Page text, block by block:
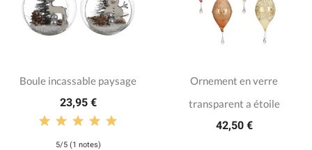
Boule incassable paysage
23,95 €
5/5 (1 notes)
Ornement en verre
transparent a étoile
42,50 €